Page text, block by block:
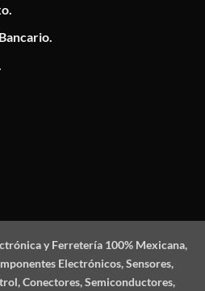
y Ferretería 100% Mexicana,
Electrónicos, Sensores,
Conectores, Semiconductores,